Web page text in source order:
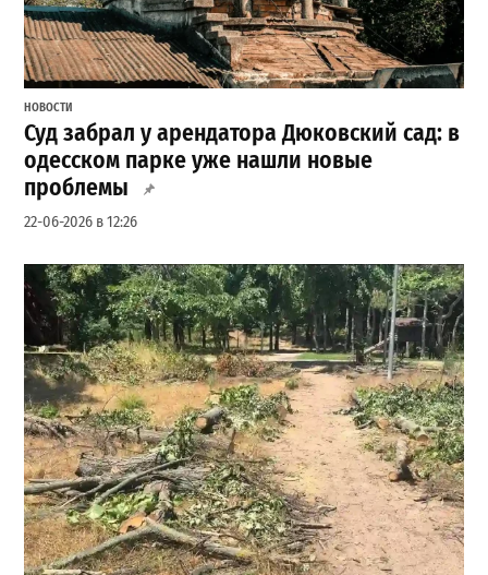
НОВОСТИ
Суд забрал у арендатора Дюковский сад: в
одесском парке уже нашли новые
проблемы
22-06-2026 в 12:26